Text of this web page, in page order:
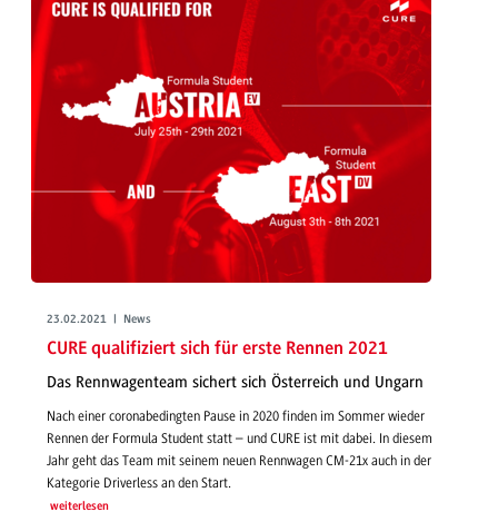
23.02.2021 | News
CURE qualifiziert sich für erste Rennen 2021
Das Rennwagenteam sichert sich Österreich und Ungarn
Nach einer coronabedingten Pause in 2020 finden im Sommer wieder
Rennen der Formula Student statt – und CURE ist mit dabei. In diesem
Jahr geht das Team mit seinem neuen Rennwagen CM-21x auch in der
Kategorie Driverless an den Start.
weiterlesen